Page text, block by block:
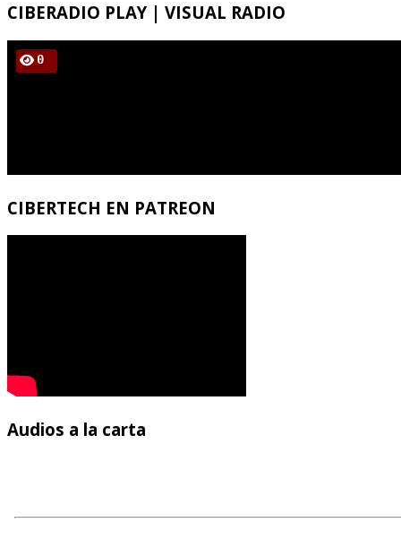
CIBERADIO PLAY | VISUAL RADIO
CIBERTECH EN PATREON
Audios a la carta